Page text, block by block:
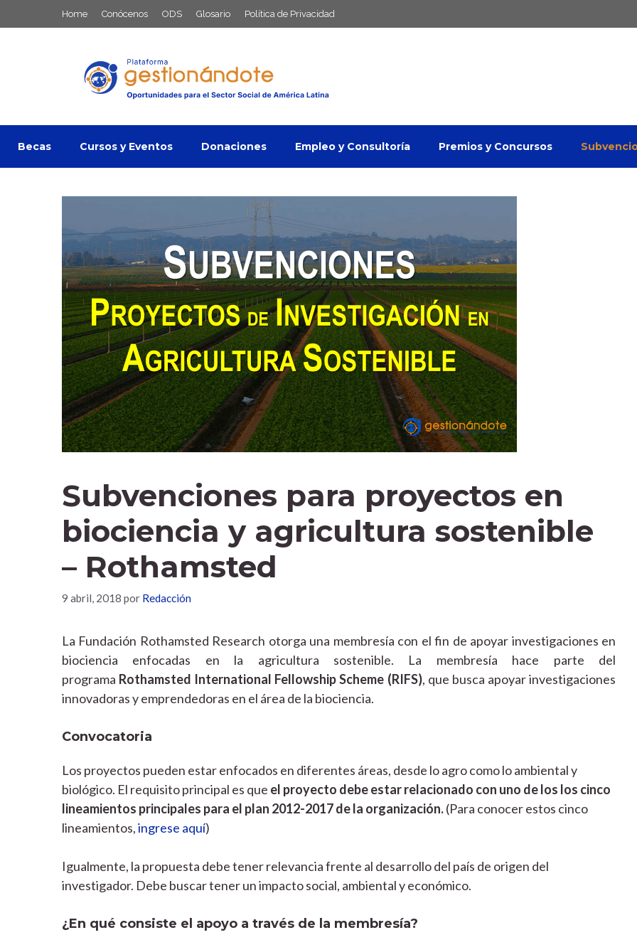
al
Home Conócenos ODS Glosario Política de Privacidad
Becas Cursos y Eventos Donaciones Empleo y Consultoría Premios y Concursos
Subvenciones para proyectos en
biociencia y agricultura sostenible
– Rothamsted
9 abril, 2018 por Redacción
La Fundación Rothamsted Research otorga una membresía con el fin de apoyar investigaciones en
biociencia enfocadas en la agricultura sostenible. La membresía hace parte del
programa Rothamsted International Fellowship Scheme (RIFS), que busca apoyar investigaciones
innovadoras y emprendedoras en el área de la biociencia.
Convocatoria
Los proyectos pueden estar enfocados en diferentes áreas, desde lo agro como lo ambiental y
biológico. El requisito principal es que el proyecto debe estar relacionado con uno de los los cinco
lineamientos principales para el plan 2012-2017 de la organización.(Para conocer estos cinco
lineamientos,ingrese aquí)
Igualmente, la propuesta debe tener relevancia frente al desarrollo del país de origen del
investigador. Debe buscar tener un impacto social, ambiental y económico.
¿En qué consiste el apoyo a través de la membresía?